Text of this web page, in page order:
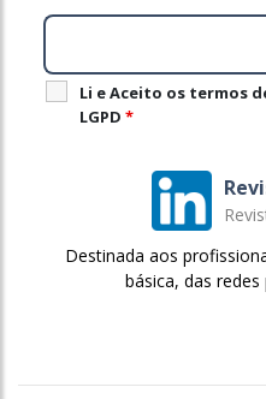
Li e Aceito os termos
LGPD *
Destinada aos
básica, das